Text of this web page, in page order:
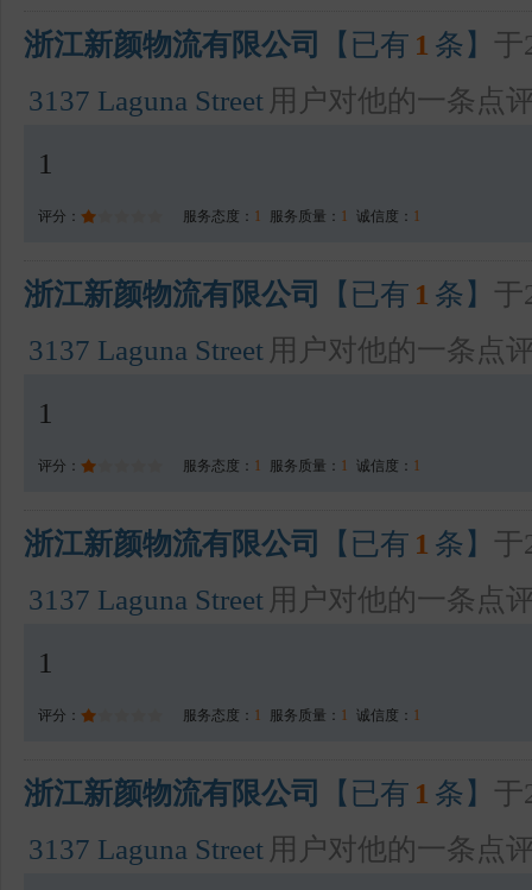
浙江新颜物流有限公司 【已有 1 条】 于
3137 Laguna Street 用户对他的一条点
1
评分： 服务态度： 1 服务质量： 1 诚信度： 1
浙江新颜物流有限公司 【已有 1 条】 于
3137 Laguna Street 用户对他的一条点
1
评分： 服务态度： 1 服务质量： 1 诚信度： 1
浙江新颜物流有限公司 【已有 1 条】 于
3137 Laguna Street 用户对他的一条点
1
评分： 服务态度： 1 服务质量： 1 诚信度： 1
浙江新颜物流有限公司 【已有 1 条】 于
3137 Laguna Street 用户对他的一条点